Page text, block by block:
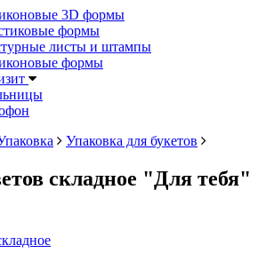
3D формы
формы
листы и штампы
формы
Упаковка для букетов
складное "Для тебя"